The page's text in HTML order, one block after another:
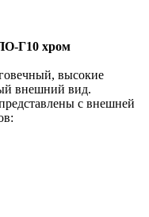
Г10 хром
высокие
внешний вид.
с внешней